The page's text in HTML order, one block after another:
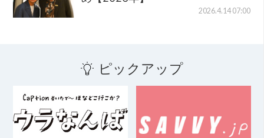
2026.4.14 07:00
ピックアップ